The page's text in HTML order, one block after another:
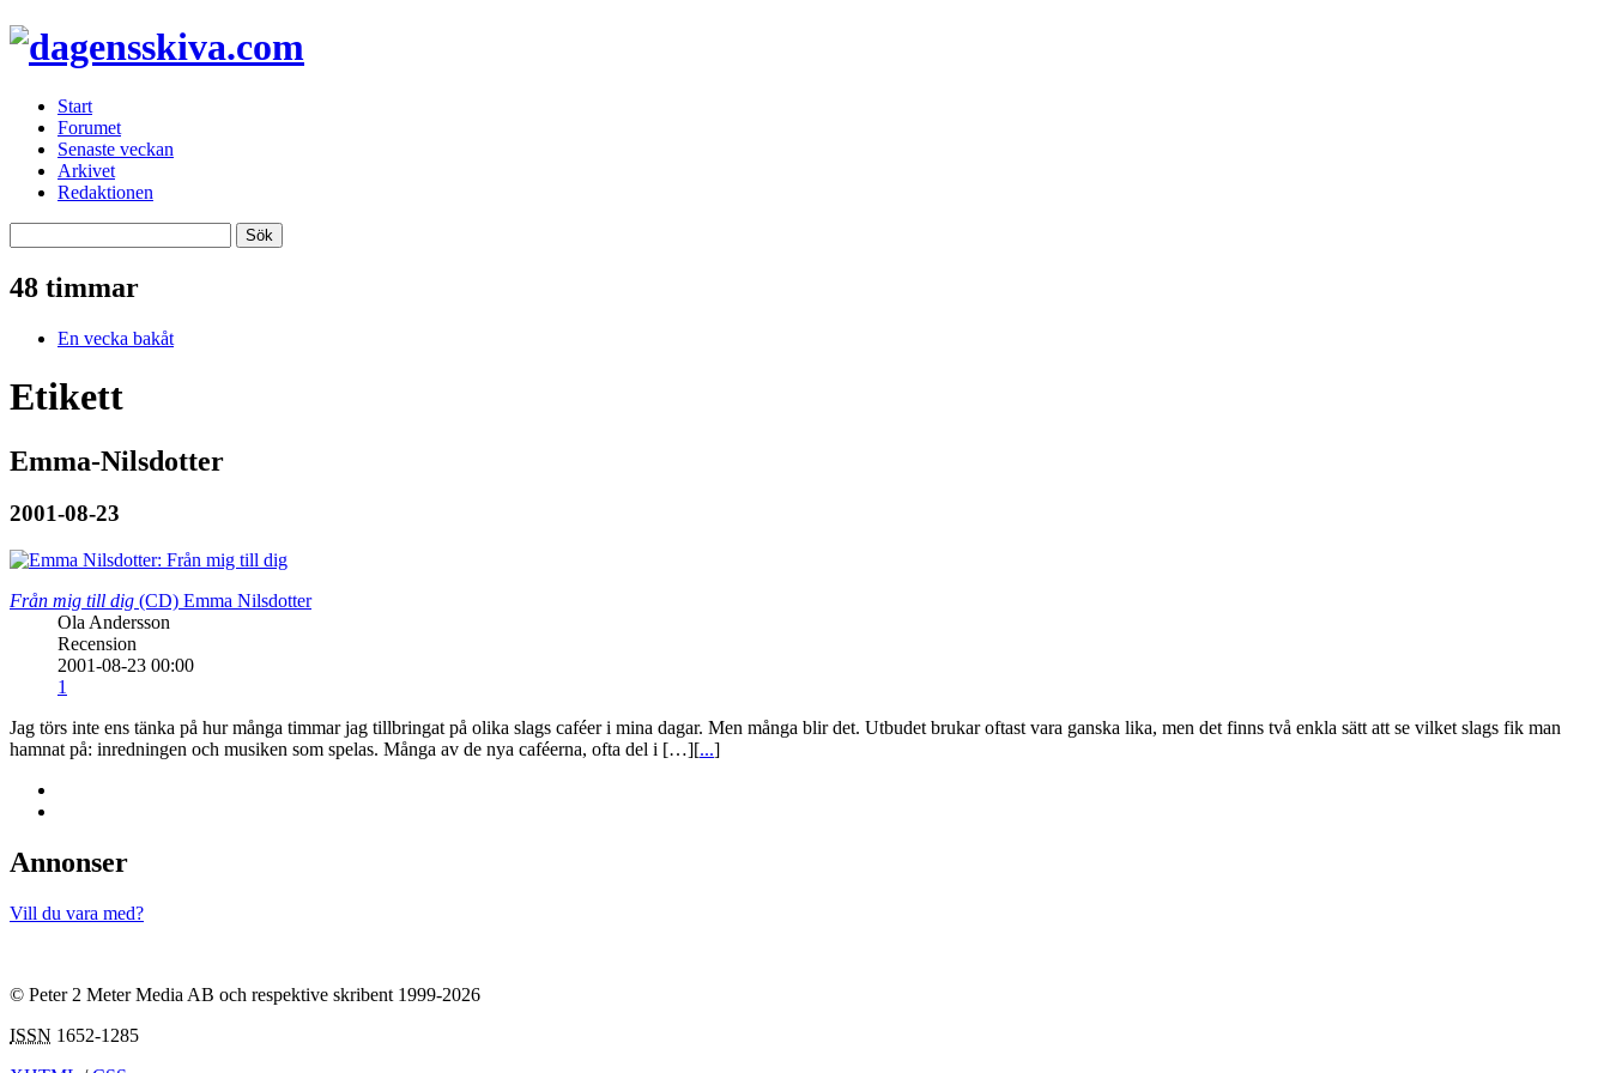
Start
Forumet
Senaste veckan
Arkivet
Redaktionen
48 timmar
En vecka bakåt
Etikett
Emma-Nilsdotter
2001-08-23
Från mig till dig (CD) Emma Nilsdotter
Ola Andersson
Recension
2001-08-23 00:00
1
Jag törs inte ens tänka på hur många timmar jag tillbringat på olika slags caféer i mina dagar. Men många blir det. Utbudet brukar oftast vara ganska lika, men det finns två enkla sätt att se vilket slags fik man
hamnat på: inredningen och musiken som spelas. Många av de nya caféerna, ofta del i […][...]
Annonser
Vill du vara med?
© Peter 2 Meter Media AB och respektive skribent 1999-2026
ISSN 1652-1285